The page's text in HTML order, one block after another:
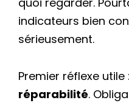
indicateurs bien
sérieusement.
Premier réflexe utile
réparabilité.